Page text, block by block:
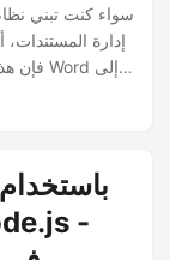
إدارة المستندات،